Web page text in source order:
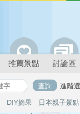
推薦景點 討論區
進階
DIY摘果 日本親子景點